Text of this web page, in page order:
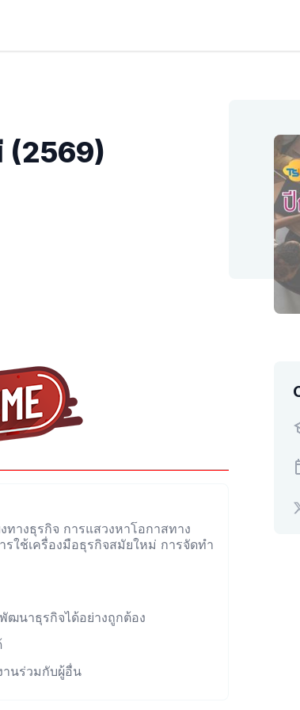
(2569)
ทางธุรกิจ การแสวงหาโอกาสทาง
รใช้เครื่องมือธุรกิจสมัยใหม่ การจัดทำ
ฒนาธุรกิจได้อย่างถูกต้อง
านร่วมกับผู้อื่น